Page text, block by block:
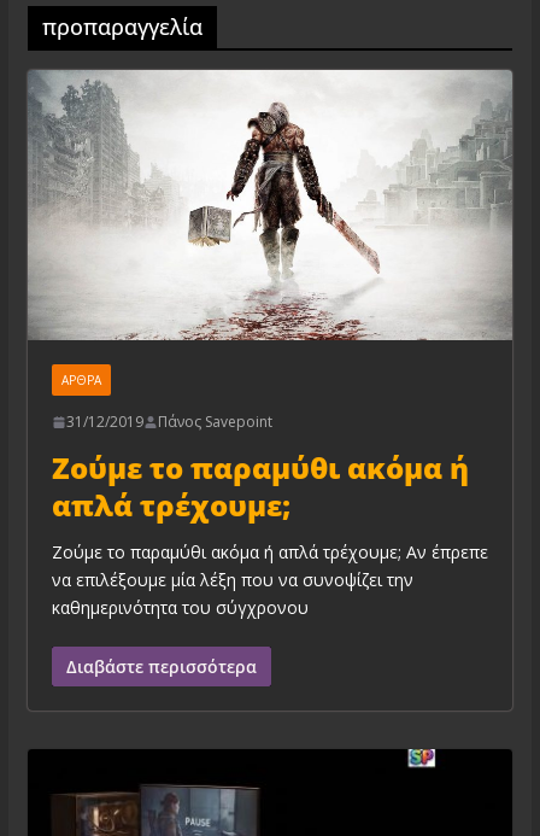
προπαραγγελία
ΆΡΘΡΑ
31/12/2019 Πάνος Savepoint
Ζούμε το παραμύθι ακόμα ή
απλά τρέχουμε;
Ζούμε το παραμύθι ακόμα ή απλά τρέχουμε; Αν έπρεπε
να επιλέξουμε μία λέξη που να συνοψίζει την
καθημερινότητα του σύγχρονου
Διαβάστε περισσότερα